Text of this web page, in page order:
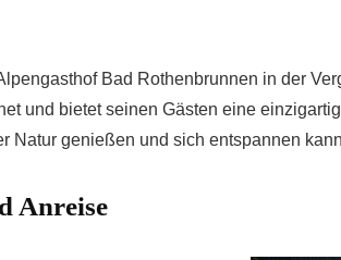
Bad Rothenbrunnen in der
und bietet seinen Gästen eine
Natur genießen und sich entspannen
Anreise